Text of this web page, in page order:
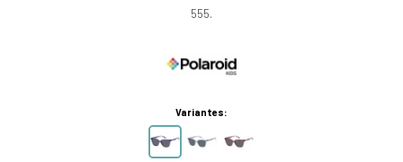
555.
Variantes: